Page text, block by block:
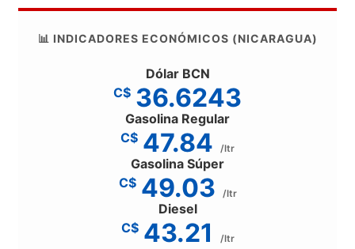
📊 INDICADORES ECONÓMICOS (NICARAGUA)
Dólar BCN
C$ 36.6243
Gasolina Regular
C$ 47.84 /ltr
Gasolina Súper
C$ 49.03 /ltr
Diesel
C$ 43.21 /ltr